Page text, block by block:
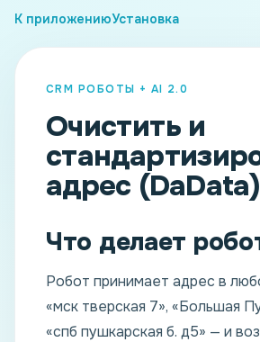
К приложениюУстановка
CRM РОБОТЫ + AI 2.0
Очистить и
адрес (DaData)
Что делает
Робот принимает адрес в
«мск тверская 7», «Большая
«спб пушкарская б. д5» — и